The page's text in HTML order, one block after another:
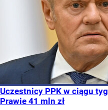
Uczestnicy PPK w ciągu
Prawie 41 mln zł